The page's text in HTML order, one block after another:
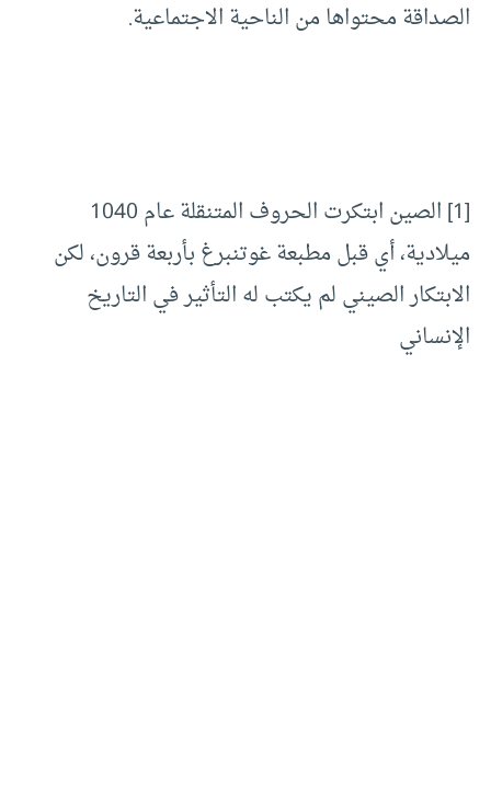
الصداقة محتواها من الناحية الاجتماعية.
[1]
الصين ابتكرت الحروف المتنقلة عام 1040
ميلادية، أي قبل مطبعة غوتنبرغ بأربعة قرون، لكن
الابتكار الصيني لم يكتب له التأثير في التاريخ
الإنساني